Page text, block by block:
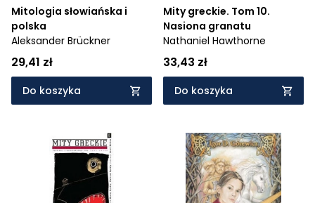
Od najstarszych
Mitologia słowiańska i
polska
Aleksander Brückner
29,41 zł
Do koszyka
Mity greckie. Tom 10.
Nasiona granatu
Nathaniel Hawthorne
33,43 zł
Do koszyka